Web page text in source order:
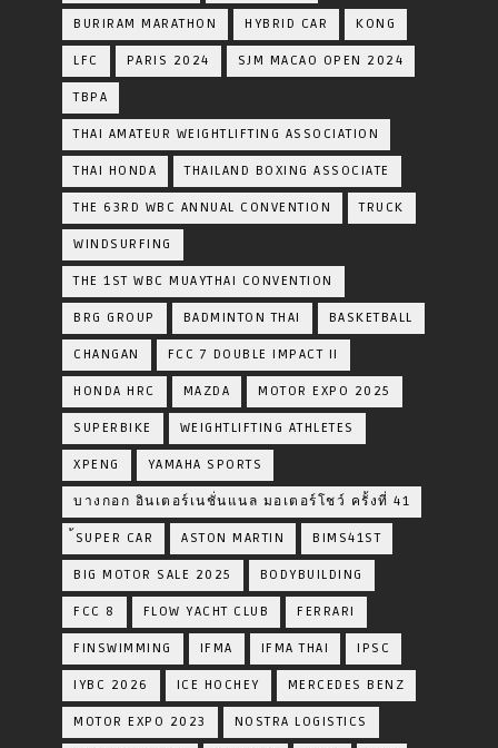
BURIRAM MARATHON HYBRID CAR KONG
LFC PARIS 2024 SJM MACAO OPEN 2024
TBPA
THAI AMATEUR WEIGHTLIFTING ASSOCIATION
THAI HONDA THAILAND BOXING ASSOCIATE
THE 63RD WBC ANNUAL CONVENTION TRUCK
WINDSURFING
THE 1ST WBC MUAYTHAI CONVENTION
BRG GROUP BADMINTON THAI BASKETBALL
CHANGAN FCC 7 DOUBLE IMPACT II
HONDA HRC MAZDA MOTOR EXPO 2025
SUPERBIKE WEIGHTLIFTING ATHLETES
XPENG YAMAHA SPORTS
บางกอก อินเตอร์เนชั่นแนล มอเตอร์โชว์ ครั้งที่ 41
้SUPER CAR ASTON MARTIN BIMS41ST
BIG MOTOR SALE 2025 BODYBUILDING
FCC 8 FLOW YACHT CLUB FERRARI
FINSWIMMING IFMA IFMA THAI IPSC
IYBC 2026 ICE HOCHEY MERCEDES BENZ
MOTOR EXPO 2023 NOSTRA LOGISTICS